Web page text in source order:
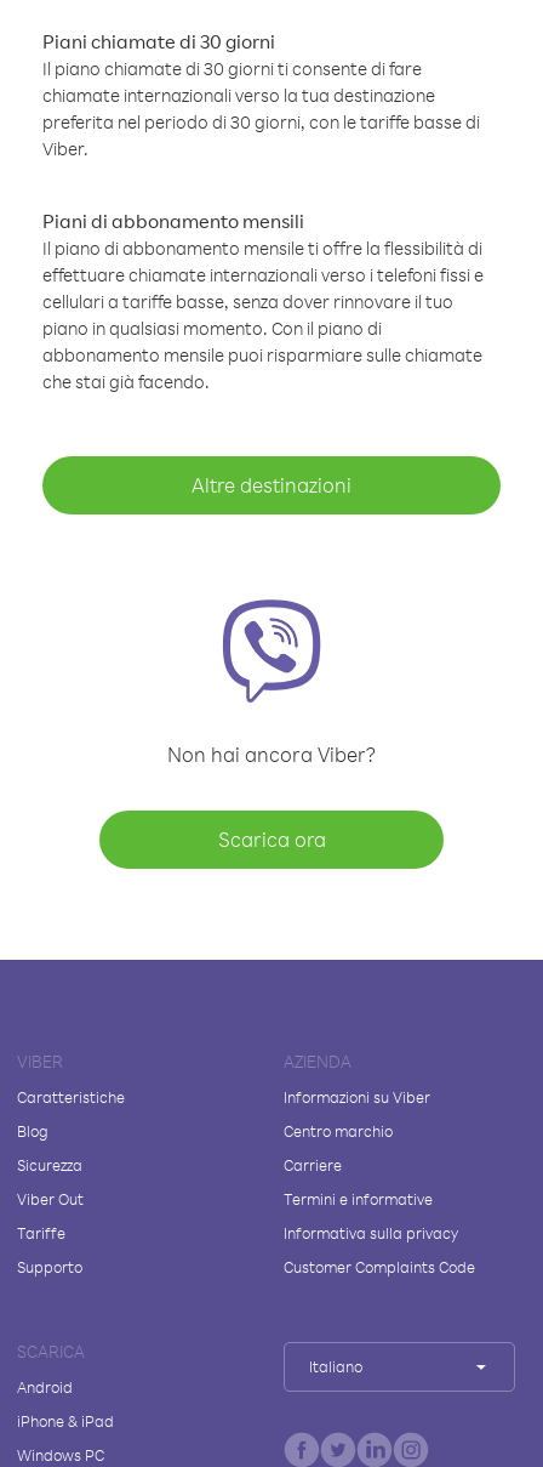
Piani chiamate di 30 giorni
Il piano chiamate di 30 giorni ti consente di fare
chiamate internazionali verso la tua destinazione
preferita nel periodo di 30 giorni, con le tariffe basse di
Viber.
Piani di abbonamento mensili
Il piano di abbonamento mensile ti offre la flessibilità di
effettuare chiamate internazionali verso i telefoni fissi e
cellulari a tariffe basse, senza dover rinnovare il tuo
piano in qualsiasi momento. Con il piano di
abbonamento mensile puoi risparmiare sulle chiamate
che stai già facendo.
Altre destinazioni
Non hai ancora Viber?
Scarica ora
VIBER
Caratteristiche
Blog
Sicurezza
Viber Out
Tariffe
Supporto
AZIENDA
Informazioni su Viber
Centro marchio
Carriere
Termini e informative
Informativa sulla privacy
Customer Complaints Code
SCARICA
Android
iPhone & iPad
Windows PC
Italiano